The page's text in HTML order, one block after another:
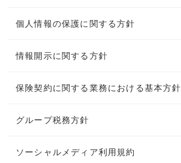
個人情報の保護に関する方針
情報開示に関する方針
保険契約に関する業務における基本方針
グループ税務方針
ソーシャルメディア利用規約